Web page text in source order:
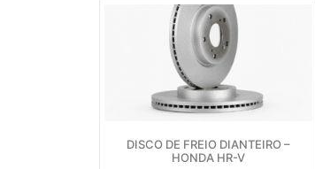
DISCO DE FREIO DIANTEIRO –
HONDA HR-V